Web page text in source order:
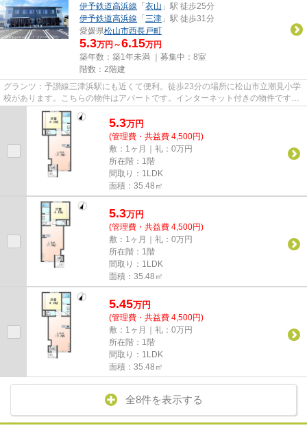
伊予鉄道高浜線 「 衣山 」駅 徒歩25分
伊予鉄道高浜線 「 三津 」駅 徒歩31分
愛媛県松山市西長戸町
5.3万円～6.15万円
築年数：築1年未満 ｜募集中： 8室
階数：2階建
グランツ：予讃線三津浜駅にも近くて便利。徒歩23分の場所に松山市立潮見小学
校があります。こちらの物件はアパートです。インターネット付きの物件です。
こちらでは松山市の物件情報...
5.3万円
(管理費・共益費 4,500円)
敷：1ヶ月｜礼：0万円
所在階：1階
間取り：1LDK
面積：35.48㎡
5.3万円
(管理費・共益費 4,500円)
敷：1ヶ月｜礼：0万円
所在階：1階
間取り：1LDK
面積：35.48㎡
5.45万円
(管理費・共益費 4,500円)
敷：1ヶ月｜礼：0万円
所在階：1階
間取り：1LDK
面積：35.48㎡
全8件を表示する